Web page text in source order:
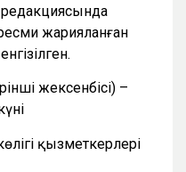
жарияланған
жексенбісі) –
қызметкерлері